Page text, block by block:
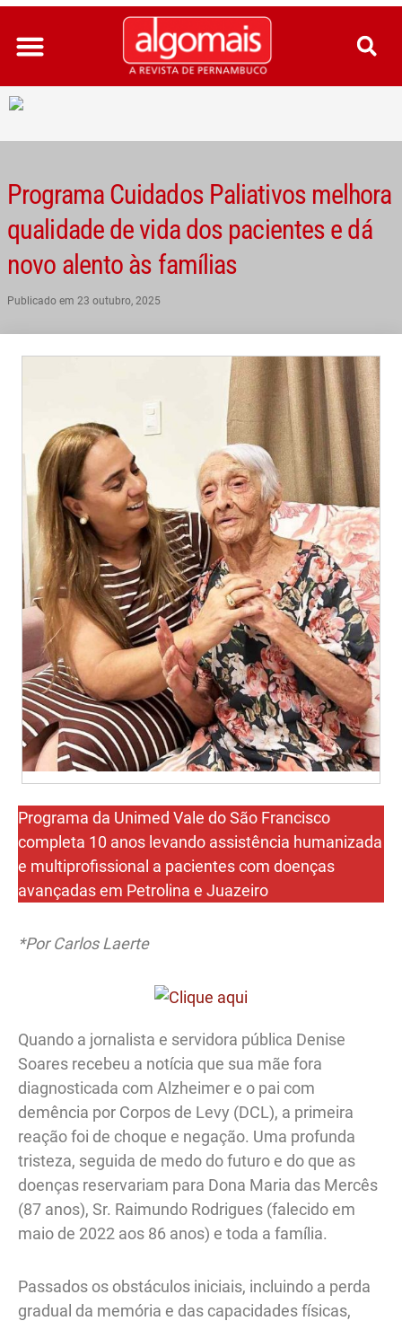
Ir
para
conteúdo
Programa Cuidados Paliativos melhora
qualidade de vida dos pacientes e dá
novo alento às famílias
Publicado em 23 outubro, 2025
Programa da Unimed Vale do São Francisco
completa 10 anos levando assistência humanizada
e multiprofissional a pacientes com doenças
avançadas em Petrolina e Juazeiro
*Por Carlos Laerte
Quando a jornalista e servidora pública Denise
Soares recebeu a notícia que sua mãe fora
diagnosticada com Alzheimer e o pai com
demência por Corpos de Levy (DCL), a primeira
reação foi de choque e negação. Uma profunda
tristeza, seguida de medo do futuro e do que as
doenças reservariam para Dona Maria das Mercês
(87 anos), Sr. Raimundo Rodrigues (falecido em
maio de 2022 aos 86 anos) e toda a família.
Passados os obstáculos iniciais, incluindo a perda
gradual da memória e das capacidades físicas,